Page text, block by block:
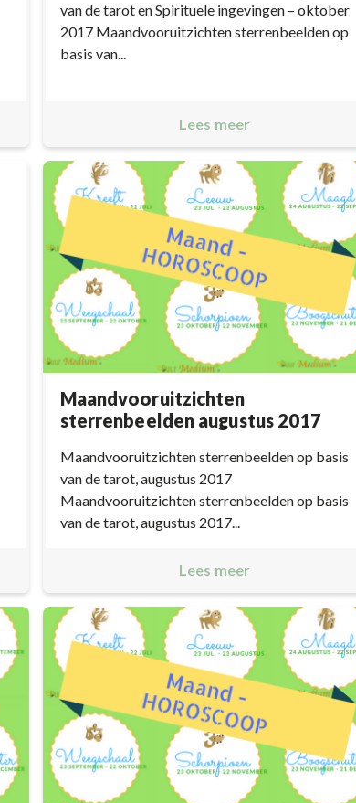
van de tarot en Spirituele ingevingen – oktober
2017 Maandvooruitzichten sterrenbeelden op
basis van...
Lees meer
Maandvooruitzichten
sterrenbeelden augustus 2017
Maandvooruitzichten sterrenbeelden op basis
van de tarot, augustus 2017
Maandvooruitzichten sterrenbeelden op basis
van de tarot, augustus 2017...
Lees meer